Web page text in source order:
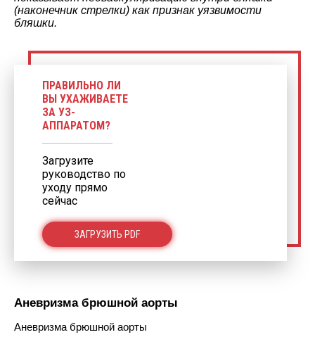
(наконечник стрелки) как признак уязвимости
бляшки.
ПРАВИЛЬНО ЛИ
ВЫ УХАЖИВАЕТЕ
ЗА УЗ-
АППАРАТОМ?
Загрузите
руководство по
уходу прямо
сейчас
ЗАГРУЗИТЬ PDF
Аневризма брюшной аорты
Аневризма брюшной аорты